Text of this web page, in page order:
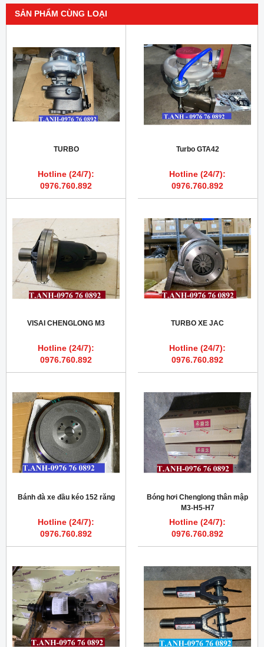
SẢN PHẨM CÙNG LOẠI
TURBO
Hotline (24/7):
0976.760.892
Turbo GTA42
Hotline (24/7):
0976.760.892
VISAI CHENGLONG M3
Hotline (24/7):
0976.760.892
TURBO XE JAC
Hotline (24/7):
0976.760.892
Bánh đà xe đầu kéo 152 răng
Hotline (24/7):
0976.760.892
Bóng hơi Chenglong thân mập
M3-H5-H7
Hotline (24/7):
0976.760.892